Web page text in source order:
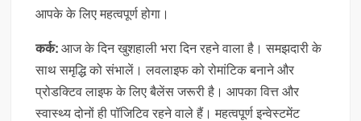
आपके के लिए महत्वपूर्ण होगा।
कर्क:आज के दिन खुशहाली भरा दिन रहने वाला है। समझदारी के
साथ समृद्धि को संभालें। लवलाइफ को रोमांटिक बनाने और
प्रोडक्टिव लाइफ के लिए बैलेंस जरूरी है। आपका वित्त और
स्वास्थ्य दोनों ही पॉजिटिव रहने वाले हैं। महत्वपूर्ण इन्वेस्टमेंट